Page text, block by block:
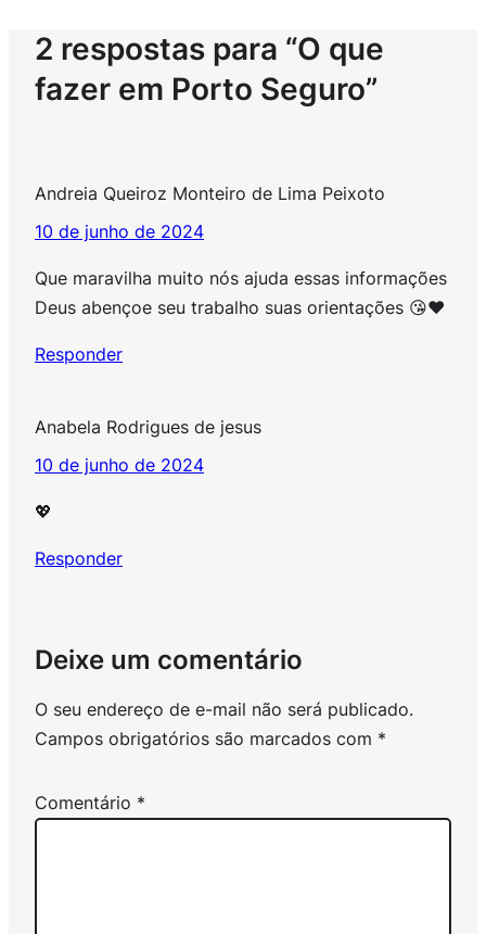
2 respostas para “O que
fazer em Porto Seguro”
Andreia Queiroz Monteiro de Lima Peixoto
10 de junho de 2024
Que maravilha muito nós ajuda essas informações
Deus abençoe seu trabalho suas orientações 😘❤️
Responder
Anabela Rodrigues de jesus
10 de junho de 2024
💖
Responder
Deixe um comentário
O seu endereço de e-mail não será publicado.
Campos obrigatórios são marcados com *
Comentário *